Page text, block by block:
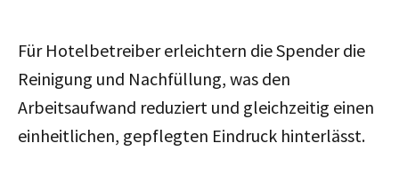
Für Hotelbetreiber erleichtern die Spender die
Reinigung und Nachfüllung, was den
Arbeitsaufwand reduziert und gleichzeitig einen
einheitlichen, gepflegten Eindruck hinterlässt.